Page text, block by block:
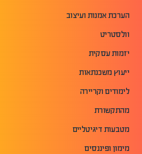
הערכת אמנות ועיצוב
וולסטריט
יזמות עסקית
ייעוץ משכנתאות
לימודים וקריירה
מהתקשורת
מטבעות דיגיטליים
מימון ופיננסים